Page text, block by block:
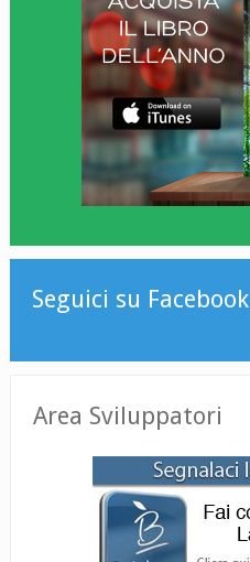
Seguici su Facebook
Area Sviluppatori